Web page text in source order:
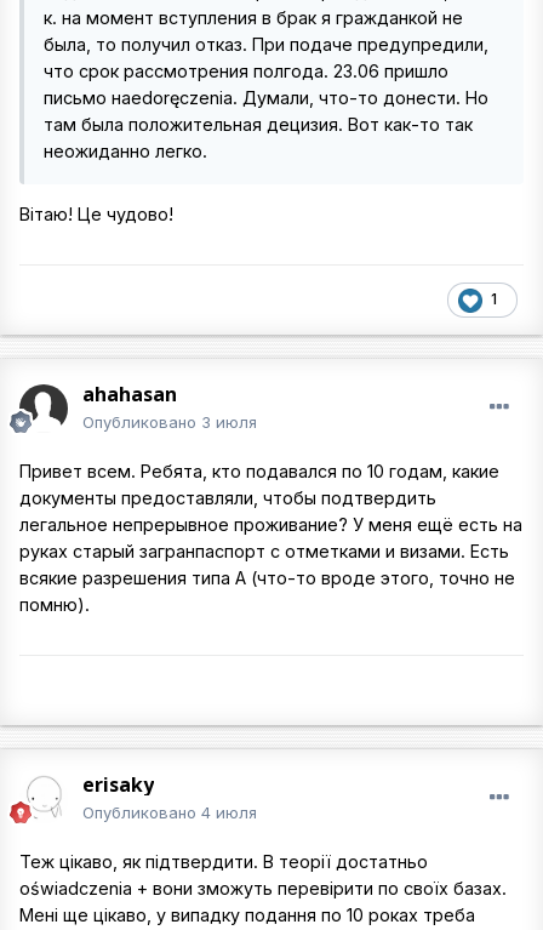
к. на момент вступления в брак я гражданкой не
была, то получил отказ. При подаче предупредили,
что срок рассмотрения полгода. 23.06 пришло
письмо наedoręczenia. Думали, что-то донести. Но
там была положительная децизия. Вот как-то так
неожиданно легко.
Вітаю! Це чудово!
1
ahahasan
Опубликовано 3 июля
Привет всем. Ребята, кто подавался по 10 годам, какие
документы предоставляли, чтобы подтвердить
легальное непрерывное проживание? У меня ещё есть на
руках старый загранпаспорт с отметками и визами. Есть
всякие разрешения типа А (что-то вроде этого, точно не
помню).
erisaky
Опубликовано 4 июля
Теж цікаво, як підтвердити. В теорії достатньо
oświadczenia + вони зможуть перевірити по своїх базах.
Мені ще цікаво, у випадку подання по 10 роках треба